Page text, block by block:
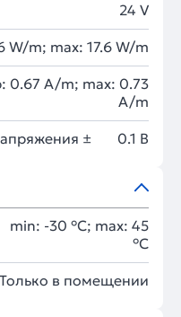
24 V
W/m; max: 17.6 W/m
0.67 A/m; max: 0.73
A/m
± 0.1 В
min: -30 °C; max: 45
°C
Только в помещении